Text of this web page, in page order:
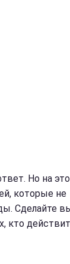
Но на
которые не
Сделайте
кто